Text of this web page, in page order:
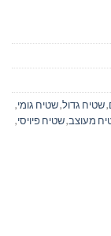
,שטיח גדול,שטיח גומי,
מעוצב,שטיח פיויסי,